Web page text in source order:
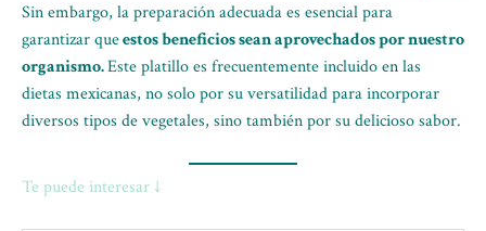
Sin embargo, la preparación adecuada es esencial para
garantizar queestos beneficios sean aprovechados por nuestro
organismo.Este platillo es frecuentemente incluido en las
dietas mexicanas, no solo por su versatilidad para incorporar
diversos tipos de vegetales, sino también por su delicioso sabor.
Te puede interesar ↓